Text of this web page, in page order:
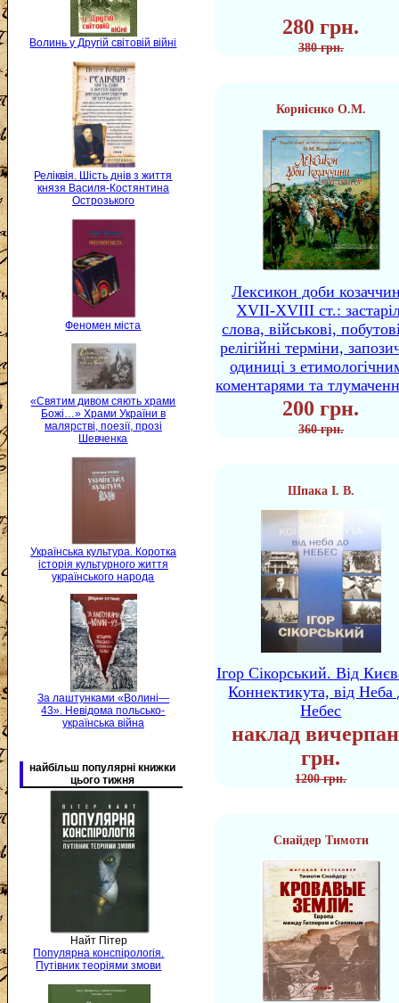
Волинь у Другій світовій війні
Реліквія. Шість днів з життя
князя Василя-Костянтина
Острозького
Феномен міста
«Святим дивом сяють храми
Божі…» Храми України в
малярстві, поезії, прозі
Шевченка
Українська культура. Коротка
історія культурного життя
українського народа
За лаштунками «Волині—
43». Невідома польсько-
українська війна
найбільш популярні книжки
цього тижня
Найт Пітер
Популярна конспірологія.
Путівник теоріями змови
280 грн.
380 грн.
Корнієнко О.М.
Лексикон доби
XVII-XVIII ст.:
слова, військові,
релігійні терміни,
одиниці з
коментарями та
200 грн.
360 грн.
Шпака І. В.
Ігор Сікорський. Від
Коннектикута, від Неба
Небес
наклад
грн.
1200 грн.
Снайдер Тимоти